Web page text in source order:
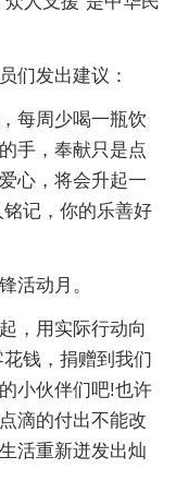
们发出建议：
每周少喝一瓶饮
手，奉献只是点
心，将会升起一
记，你的乐善好
活动月。
，用实际行动向
钱，捐赠到我们
小伙伴们吧!也许
滴的付出不能改
活重新迸发出灿